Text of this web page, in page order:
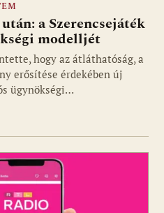
a Szerencsejáték
modelljét
hogy az átláthatóság, a
erősítése érdekében új
ügynökségi…